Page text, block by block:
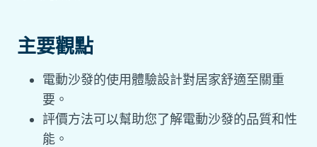
主要觀點
電動沙發的使用體驗設計對居家舒適至關重
要。
評價方法可以幫助您了解電動沙發的品質和性
能。